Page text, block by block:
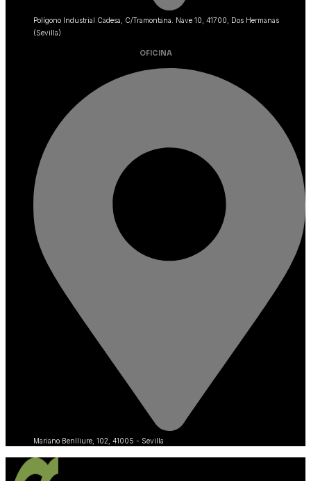
Polígono Industrial Cadesa, C/Tramontana. Nave 10, 41700, Dos Hermanas
(Sevilla)
OFICINA
Mariano Benlliure, 102, 41005 - Sevilla